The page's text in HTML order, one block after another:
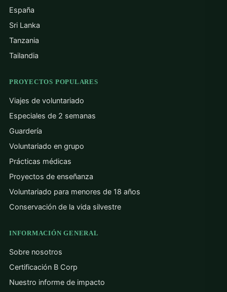
España
Sri Lanka
Tanzania
Tailandia
PROYECTOS POPULARES
Viajes de voluntariado
Especiales de 2 semanas
Guardería
Voluntariado en grupo
Prácticas médicas
Proyectos de enseñanza
Voluntariado para menores de 18 años
Conservación de la vida silvestre
INFORMACIÓN GENERAL
Sobre nosotros
Certificación B Corp
Nuestro informe de impacto